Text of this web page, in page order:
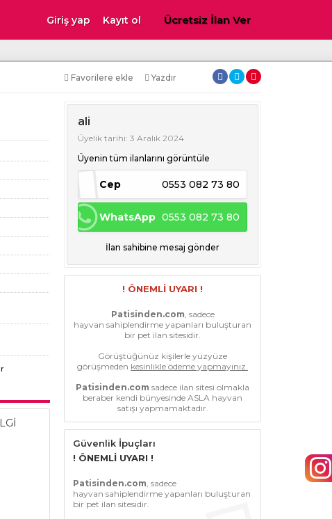
Giriş yap Kayıt ol Ücretsiz İlan Ver
Favorilere ekle Yazdır
ali
Üyelik tarihi: 3 Aralık 2024
Üyenin tüm ilanlarını görüntüle
Cep 0553 082 73 80
WhatsApp 0553 082 73 80
İlan sahibine mesaj gönder
! ÖNEMLİ UYARI !
Patisinden.com, sadece
hayvan sahiplendirme yapanları buluşturan
bir pet ilan sitesidir.
Görüştüğünüz kişilerle yüzyüze
görüşmeden kesinlikle ödeme yapmayınız.
Patisinden.com sadece ilan sitesi olmakla
beraber kendi bünyesinde ASLA hayvan
satışı yapmamaktadır.
Güvenlik İpuçları
! ÖNEMLİ UYARI !
Patisinden.com, sadece
hayvan sahiplendirme yapanları buluşturan
bir pet ilan sitesidir.